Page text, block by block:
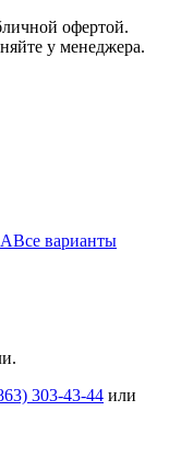
офертой.
у менеджера.
Все варианты
303-43-44 или